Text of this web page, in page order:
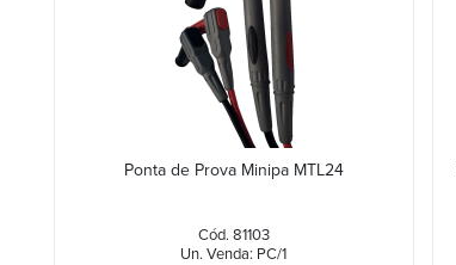
Ponta de Prova Minipa MTL24
Cód. 81103
Un. Venda: PC/1